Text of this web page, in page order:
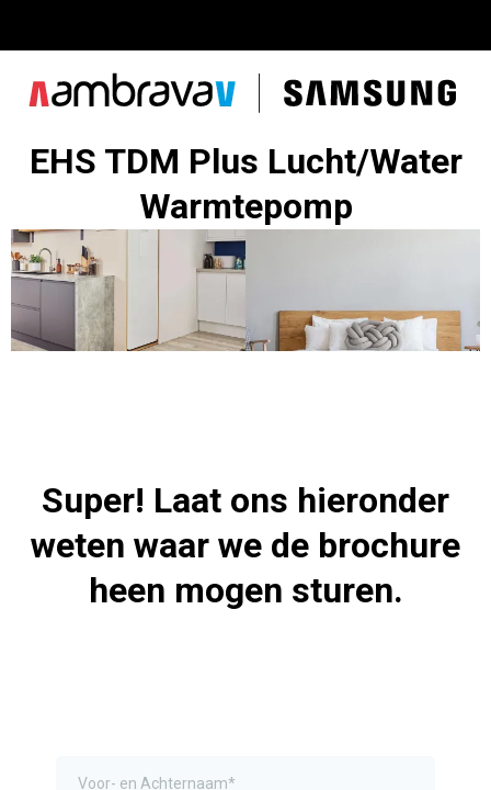
EHS TDM Plus Lucht/Water
Warmtepomp
Super! Laat ons hieronder
weten waar we de brochure
heen mogen sturen.